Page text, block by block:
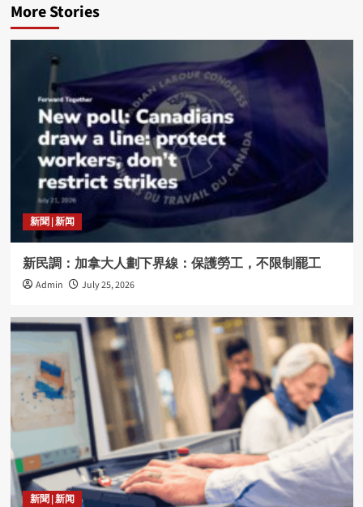
More Stories
新聞 | 新闻
新民調：加拿大人劃下界線：保護勞工，不限制罷工
Admin July 25, 2026
新聞 | 新闻